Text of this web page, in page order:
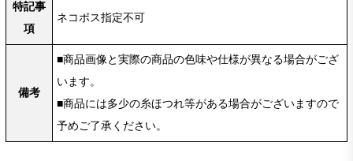
特記事
項
ネコポス指定不可
備考
■商品画像と実際の商品の色味や仕様が異なる場合がござ
います。
■商品には多少の糸ほつれ等がある場合がございますので
予めご了承ください。